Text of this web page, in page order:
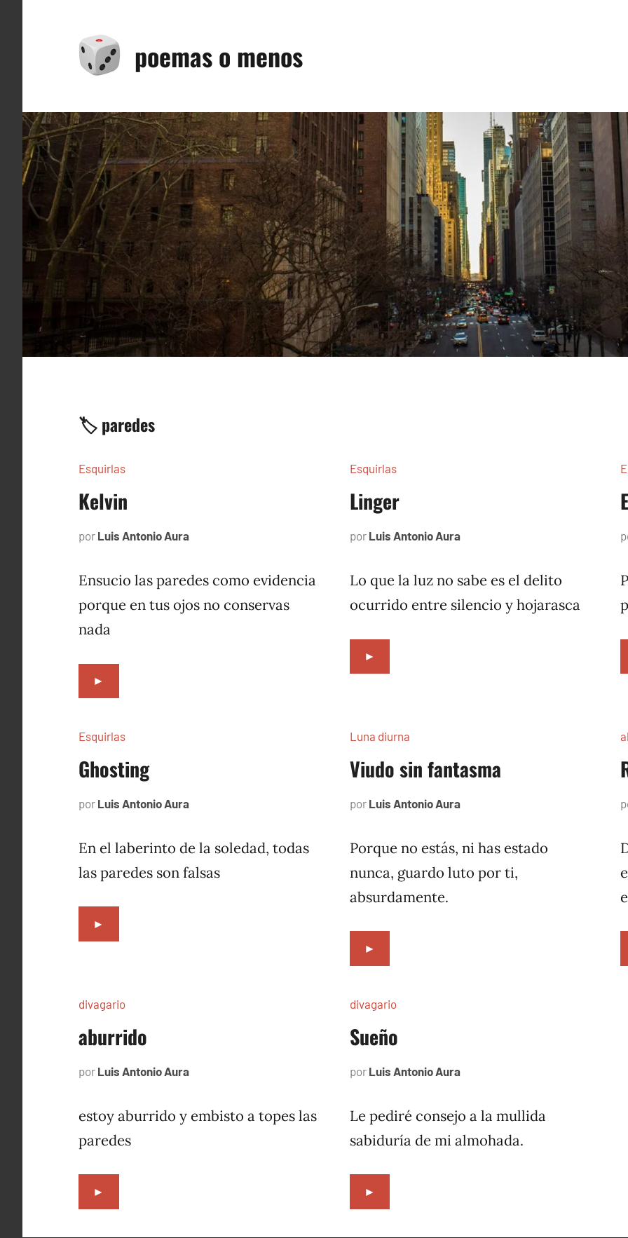
poemas o menos
🏷️ paredes
Esquirlas
Kelvin
por Luis Antonio Aura
2026
Ensucio las paredes como evidencia
porque en tus ojos no conservas
nada
►
Esquirlas
Linger
por Luis Antonio Auraagosto
2024
Lo que la luz no sabe es el delito
ocurrido entre silencio y hojarasca
►
Esquirlas
Ghosting
por Luis Antonio Aura
2023
En el laberinto de la soledad, todas
las paredes son falsas
►
Luna diurna
Viudo sin fantasma
por Luis Antonio Aurafebrero
2002
Porque no estás, ni has estado
nunca, guardo luto por ti,
absurdamente.
►
divagario
aburrido
por Luis Antonio Aura
1996
estoy aburrido y embisto a topes las
paredes
►
divagario
Sueño
por Luis Antonio Auraseptiembre
1996
Le pediré consejo a la mullida
sabiduría de mi almohada.
►